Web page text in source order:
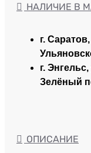
НАЛИЧИЕ В
г.
г.
Зелёный
ОПИСАНИЕ